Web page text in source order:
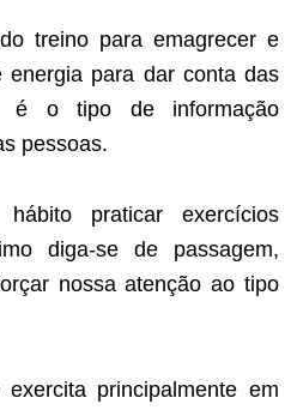
treino para emagrecer e
energia para dar conta das
é o tipo de informação
pessoas.
praticar exercícios
diga-se de passagem,
nossa atenção ao tipo
principalmente em